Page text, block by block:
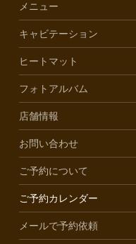
メニュー
キャビテーション
ヒートマット
フォトアルバム
店舗情報
お問い合わせ
ご予約について
ご予約カレンダー
メールで予約依頼